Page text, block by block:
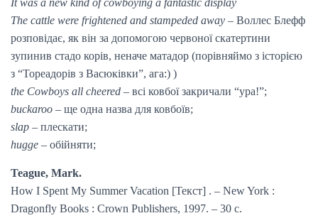
It was a new kind of cowboying a fantastic display
The cattle were frightened and stampeded away – Воллес Блефф
розповідає, як він за допомогою червоної скатертини
зупинив стадо корів, неначе матадор (порівняймо з історією
з “Тореадорів з Васюківки”, ага:) )
the Cowboys all cheered – всі ковбої закричали “ура!”;
buckaroo – ще одна назва для ковбоїв;
slap – плескати;
hugge – обійняти;
Teague, Mark.
How I Spent My Summer Vacation [Текст] . – New York :
Dragonfly Books : Crown Publishers, 1997. – 30 с.